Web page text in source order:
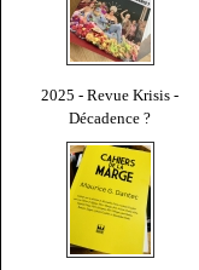
2025 - Revue Krisis -
Décadence ?